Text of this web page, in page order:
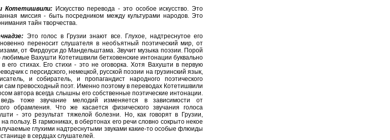
Котетишвили:Искусство перевода - это особое искусство. Это
миссия - быть посредником между культурами народов. Это
тайн творчества.
Это голос в Грузии знают все. Глухое, надтреснутое его
переносит слушателя в необъятный поэтический мир, от
от Фирдоуси до Мандельштама. Звучит музыка поэзии. Порой
любимые Вахушти Котетишвили бетховенские интонации буквально
его стихах. Его стихи - это не оговорка. Хотя Вахушти в первую
с персидского, немецкой, русской поэзии на грузинский язык,
и собиратель, и пропагандист народного поэтического
сам превосходный поэт. Именно поэтому в переводах Котетишвили
автора всегда слышны его собственные поэтические интонации.
тоже звучание мелодий изменяется в зависимости от
обрамления. Что же касается физического звучания голоса
- это результат тяжелой болезни. Но, как говорят в Грузии,
пользу. В гармониках, в обертонах его речи словно сокрыто некое
глухими надтреснутыми звуками какие-то особые флюиды
в сердцах слушателей.